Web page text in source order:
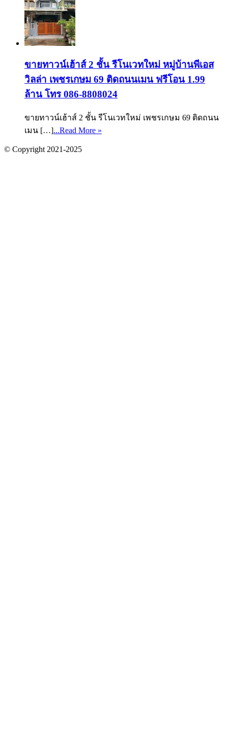
ขายทาวน์เฮ้าส์ 2 ชั้น รีโนเวทใหม่ หมู่บ้านพีเอส
วิลล่า เพชรเกษม 69 ติดถนนเมน ฟรีโอน 1.99
ล้าน โทร 086-8808024
ขายทาวน์เฮ้าส์ 2 ชั้น รีโนเวทใหม่ เพชรเกษม 69 ติดถนน
เมน […]...Read More »
© Copyright 2021-2025